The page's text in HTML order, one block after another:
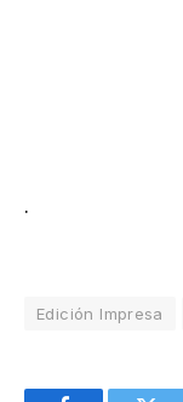
.
Edición Impresa